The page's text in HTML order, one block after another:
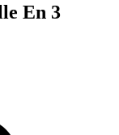
En 3